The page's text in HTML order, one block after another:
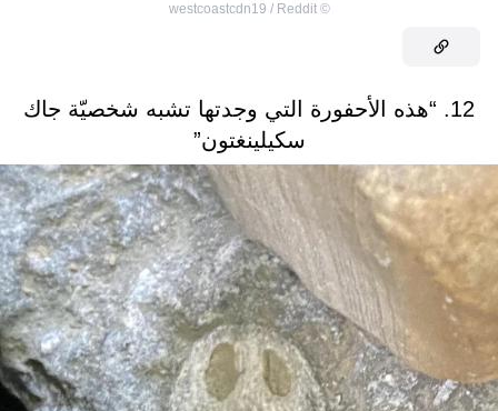
©
westcoastcdn19 / Reddit
12. “هذه الأحفورة التي وجدتها تشبه شخصيّة جاك
سكيلينغتون”